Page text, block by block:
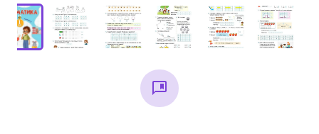
Універсальна література для 1-4 класів
Методичні рекомендації, все для
вчителя
Інклюзивне навчання
Таблиці, наочність